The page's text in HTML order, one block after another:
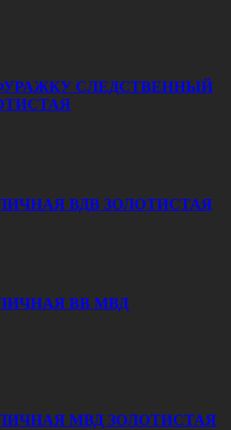
СЛЕДСТВЕННЫЙ
ВДВ ЗОЛОТИСТАЯ
ВВ МВД
МВД ЗОЛОТИСТАЯ